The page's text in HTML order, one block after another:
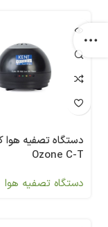
دستگاه تصفیه
Ozone C-T
دستگاه تصفیه هوا